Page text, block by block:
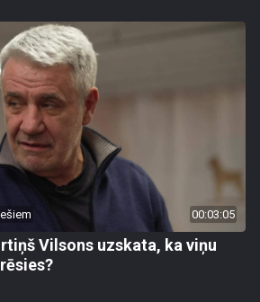
00:03:05
Vilsons uzskata, ka viņu